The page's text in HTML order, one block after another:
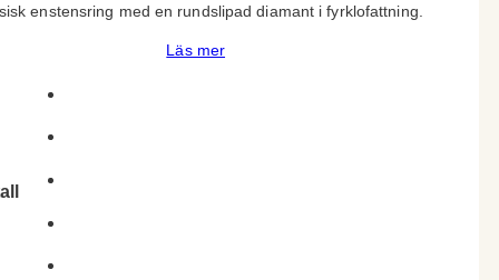
enstensring med en rundslipad diamant i fyrklofattning.
Läs mer